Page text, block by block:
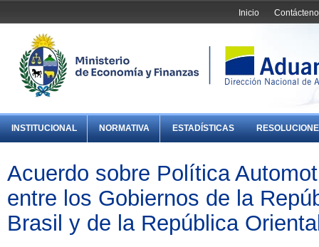
Inicio
INSTITUCIONAL NORMATIVA ESTADÍSTICAS
Acuerdo sobre Política
entre los Gobiernos de la
Brasil y de la República